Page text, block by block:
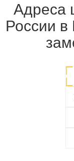
Адреса
России в